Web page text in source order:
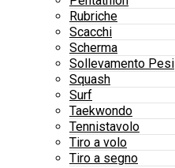
Rubriche
Scacchi
Scherma
Sollevamento Pesi
Squash
Surf
Taekwondo
Tennistavolo
Tiro a volo
Tiro a segno